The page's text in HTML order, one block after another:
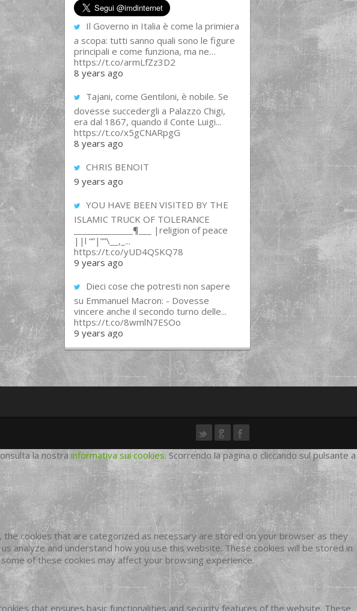
Il Governo in Italia è come la primiera
a scopa: tutti sanno quali sono le figure
principali e come funziona, ma ne…
https://t.co/armLfZz3D2
8 years ago
Tajani, come Gentiloni, è nobile. Se
dovesse succedergli a Palazzo Chigi,
era dal 1867, quando il Conte Luigi...
https://t.co/x5gCNARpgG
8 years ago
CHRIS BENOIT
9 years ago
YOU HAVE BEEN VISITED BY THE
ISLAMIC TRUCK OF TOLERANCE
______________¶___ |religion of peace
||l “”|””\__,_...
https://t.co/yUD4QSKQ78
9 years ago
Dieci cose che potresti non sapere
su Emmanuel Macron: - Dovesse
vincere anche il secondo turno delle...
https://t.co/8wmlN7ESOo
9 years ago
la nostra informativa sui cookies. Scorrendo la pagina o cliccando sul pulsante a
cookies that are categorized as necessary are stored on your browser as they
analyze and understand how you use this website. These cookies will be stored in
of these cookies may affect your browsing experience.
that ensures basic functionalities and security features of the website. These